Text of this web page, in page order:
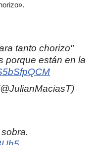
tanto chorizo"
porque están en la